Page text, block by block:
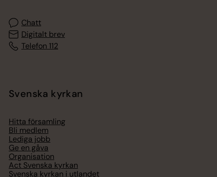
Chatt
Digitalt brev
Telefon 112
Svenska kyrkan
Hitta församling
Bli medlem
Lediga jobb
Ge en gåva
Organisation
Act Svenska kyrkan
Svenska kyrkan i utlandet